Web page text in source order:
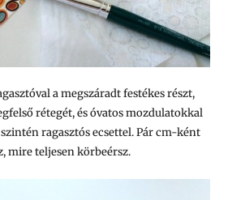
a megszáradt festékes részt,
rétegét, és óvatos mozdulatokkal
ragasztós ecsettel. Pár cm-ként
mire teljesen körbeérsz.